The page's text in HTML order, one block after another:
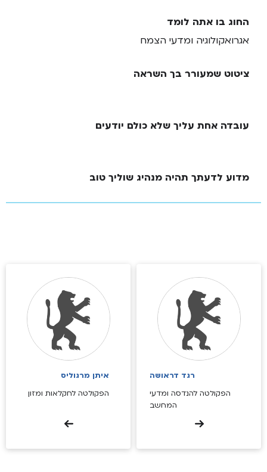
החוג בו אתה לומד
אגרואקולוגיה ומדעי הצמח
ציטוט שמעורר בך השראה
עובדה אחת עליך שלא כולם יודעים
מדוע לדעתך תהיה מנהיג שוליך טוב
רגד דראושה
הפקולטה להנדסה ומדעי
המחשב
איתן מרגוליס
הפקולטה לחקלאות ומזון